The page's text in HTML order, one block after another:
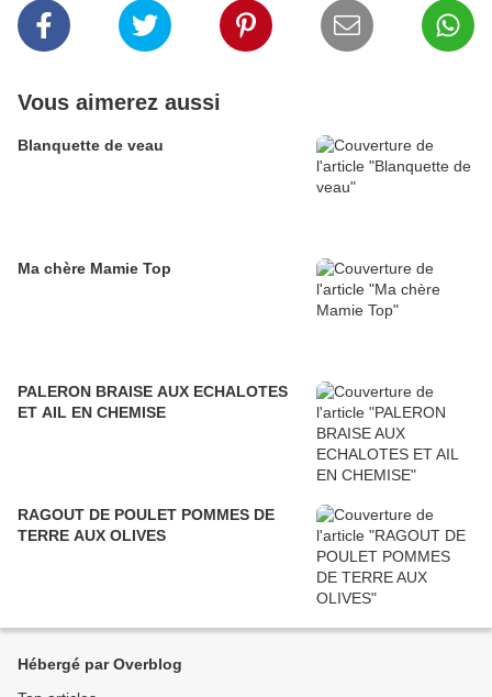
Vous aimerez aussi
Blanquette de veau
Ma chère Mamie Top
PALERON BRAISE AUX ECHALOTES
ET AIL EN CHEMISE
RAGOUT DE POULET POMMES DE
TERRE AUX OLIVES
Hébergé par Overblog